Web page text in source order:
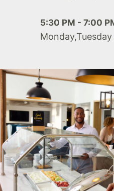
5:30 PM - 7:00